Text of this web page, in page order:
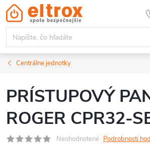
Prejsť
na
obsah
Centrálne jednotky
PRÍSTUPOVÝ
ROGER CPR32-
Neohodnotené Podrobnosti